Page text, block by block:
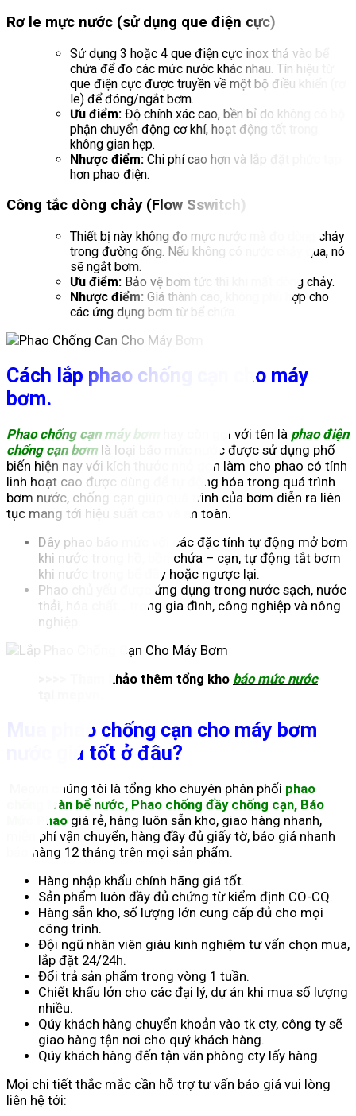
Rơ le mực nước (sử dụng que điện cực)
Sử dụng 3 hoặc 4 que điện cực inox thả vào bể
chứa để đo các mức nước khác nhau. Tín hiệu từ
que điện cực được truyền về một bộ điều khiển (rơ
le) để đóng/ngắt bơm.
Ưu điểm: Độ chính xác cao, bền bỉ do không có bộ
phận chuyển động cơ khí, hoạt động tốt trong
không gian hẹp.
Nhược điểm: Chi phí cao hơn và lắp đặt phức tạp
hơn phao điện.
Công tắc dòng chảy (Flow Sswitch)
Thiết bị này không đo mực nước mà đo dòng chảy
trong đường ống. Nếu không có nước chảy qua, nó
sẽ ngắt bơm.
Ưu điểm: Bảo vệ bơm tức thì khi mất dòng chảy.
Nhược điểm: Giá thành cao, không phù hợp cho
các ứng dụng bơm từ bể chứa.
Cách lắp phao chống cạn cho máy
bơm.
Phao chống cạn máy bơm hay còn gọi với tên là phao điện
chống cạn bơm là loại báo mức nước được sử dụng phổ
biến hiện nay với kích thước nhỏ gọn làm cho phao có tính
linh hoạt cao được dùng để tự động hóa trong quá trình
bơm nước, chống cạn giúp quá trình của bơm diễn ra liên
tục mang tới hiệu suất cao và an toàn.
Dây phao báo mức với các đặc tính tự động mở bơm
khi nước trong hồ, bồn chứa – cạn, tự động tắt bơm
khi nước trong bể đầy hoặc ngược lại.
Phao chủ yếu được ứng dụng trong nước sạch, nước
thải, hóa chất… trong gia đình, công nghiệp và nông
nghiệp.
>>>> Tham khảo thêm tổng kho báo mức nước
Mua phao chống cạn cho máy bơm
nước giá tốt ở đâu?
Mepvn chúng tôi là tổng kho chuyên phân phối phao
chống tràn bể nước, Phao chống đầy chống cạn, Báo
Mức Phao giá rẻ, hàng luôn sẵn kho, giao hàng nhanh,
miễn phí vận chuyển, hàng đầy đủ giấy tờ, báo giá nhanh
bảo hàng 12 tháng trên mọi sản phẩm.
Hàng nhập khẩu chính hãng giá tốt.
Sản phẩm luôn đầy đủ chứng từ kiểm định CO-CQ.
Hàng sẵn kho, số lượng lớn cung cấp đủ cho mọi
công trình.
Đội ngũ nhân viên giàu kinh nghiệm tư vấn chọn mua,
lắp đặt 24/24h.
Đổi trả sản phẩm trong vòng 1 tuần.
Chiết khấu lớn cho các đại lý, dự án khi mua số lượng
nhiều.
Qúy khách hàng chuyển khoản vào tk cty, công ty sẽ
giao hàng tận nơi cho quý khách hàng.
Qúy khách hàng đến tận văn phòng cty lấy hàng.
Mọi chi tiết thắc mắc cần hỗ trợ tư vấn báo giá vui lòng
liên hệ tới: